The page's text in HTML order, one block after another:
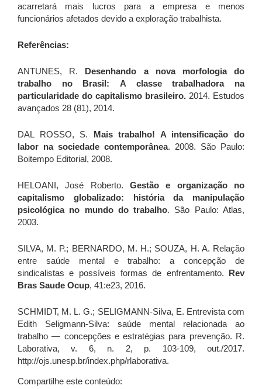
acarretará mais lucros para a empresa e menos
funcionários afetados devido a exploração trabalhista.
Referências:
ANTUNES, R. Desenhando a nova morfologia do
trabalho no Brasil:
A classe trabalhadora na
particularidade do capitalismo brasileiro. 2014. Estudos
avançados 28 (81), 2014.
DAL ROSSO, S. Mais trabalho! A intensificação do
labor na sociedade contemporânea. 2008. São Paulo:
Boitempo Editorial, 2008.
HELOANI, José Roberto. Gestão e organização no
capitalismo globalizado: história da manipulação
psicológica no mundo do trabalho. São Paulo: Atlas,
2003.
SILVA, M. P.; BERNARDO, M. H.; SOUZA, H. A. Relação
entre saúde mental e trabalho: a concepção de
sindicalistas e possíveis formas de enfrentamento. Rev
Bras Saude Ocup, 41:e23, 2016.
SCHMIDT, M. L. G.; SELIGMANN-Silva, E. Entrevista com
Edith Seligmann-Silva: saúde mental relacionada ao
trabalho ― concepções e estratégias para prevenção. R.
Laborativa, v. 6, n. 2, p. 103-109, out./2017.
http://ojs.unesp.br/index.php/rlaborativa.
Compartilhe este conteúdo: